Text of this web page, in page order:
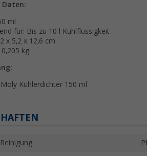
Daten:
ml
für: Bis zu 10 l Kühlflüssigkeit
x 5,2 x 12,6 cm
kg
Kühlerdichter 150 ml